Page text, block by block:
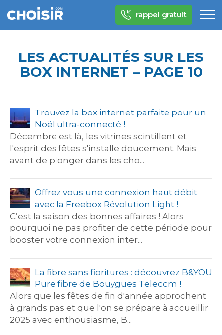
rappel gratuit
LES ACTUALITÉS SUR LES
BOX INTERNET – PAGE 10
Trouvez la box internet parfaite pour un
Noël ultra-connecté !
Décembre est là, les vitrines scintillent et
l'esprit des fêtes s'installe doucement. Mais
avant de plonger dans les cho...
Offrez vous une connexion haut débit
avec la Freebox Révolution Light !
C’est la saison des bonnes affaires ! Alors
pourquoi ne pas profiter de cette période pour
booster votre connexion inter...
La fibre sans fioritures : découvrez B&YOU
Pure fibre de Bouygues Telecom !
Alors que les fêtes de fin d'année approchent
à grands pas et que l'on se prépare à accueillir
2025 avec enthousiasme, B...